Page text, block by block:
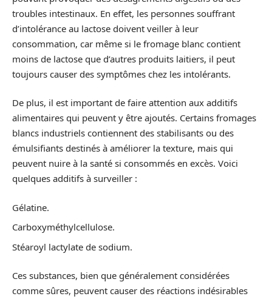
troubles intestinaux. En effet, les personnes souffrant
d’intolérance au lactose doivent veiller à leur
consommation, car même si le fromage blanc contient
moins de lactose que d’autres produits laitiers, il peut
toujours causer des symptômes chez les intolérants.
De plus, il est important de faire attention aux additifs
alimentaires qui peuvent y être ajoutés. Certains fromages
blancs industriels contiennent des stabilisants ou des
émulsifiants destinés à améliorer la texture, mais qui
peuvent nuire à la santé si consommés en excès. Voici
quelques additifs à surveiller :
Gélatine.
Carboxyméthylcellulose.
Stéaroyl lactylate de sodium.
Ces substances, bien que généralement considérées
comme sûres, peuvent causer des réactions indésirables